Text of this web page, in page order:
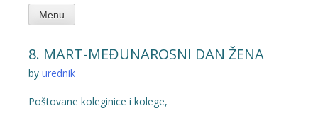
Menu
8. MART-MEĐUNAROSNI DAN ŽENA
by urednik
Poštovane koleginice i kolege,